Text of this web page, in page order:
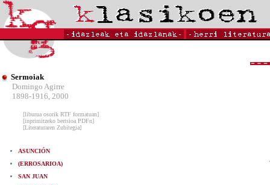
Sermoiak
Domingo Agirre
1898-1916, 2000
[liburua osorik RTF formatuan]
[inprimitzeko bertsioa PDFn]
[Literaturaren Zubitegia]
ASUNCIÓN
(ERROSARIOA)
SAN JUAN